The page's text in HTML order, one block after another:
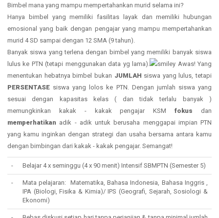
Bimbel mana yang mampu mempertahankan murid selama ini?
Hanya bimbel yang memiliki fasilitas layak dan memiliki hubungan
emosional yang baik dengan pengajar yang mampu mempertahankan
murid 4 SD sampai dengan 12 SMA (9 tahun).
Banyak siswa yang terlena dengan bimbel yang memiliki banyak siswa
lulus ke PTN (tetapi menggunakan data yg lama).
Awas! Yang
menentukan hebatnya bimbel bukan JUMLAH siswa yang lulus, tetapi
PERSENTASE siswa yang lolos ke PTN. Dengan jumlah siswa yang
sesuai dengan kapasitas kelas ( dan tidak terlalu banyak )
memungkinkan kakak - kakak pengajar KSMfokus dan
memperhatikan adik - adik untuk berusaha menggapai impian PTN
yang kamu inginkan dengan strategi dan usaha bersama antara kamu
dengan bimbingan dari kakak - kakak pengajar. Semangat!
- Belajar 4 x seminggu (4 x 90 menit) Intensif SBMPTN (Semester 5)
-
Mata pelajaran: Matematika, Bahasa Indonesia, Bahasa Inggris ,
IPA (Biologi, Fisika & Kimia)/ IPS (Geografi, Sejarah, Sosiologi &
Ekonomi)